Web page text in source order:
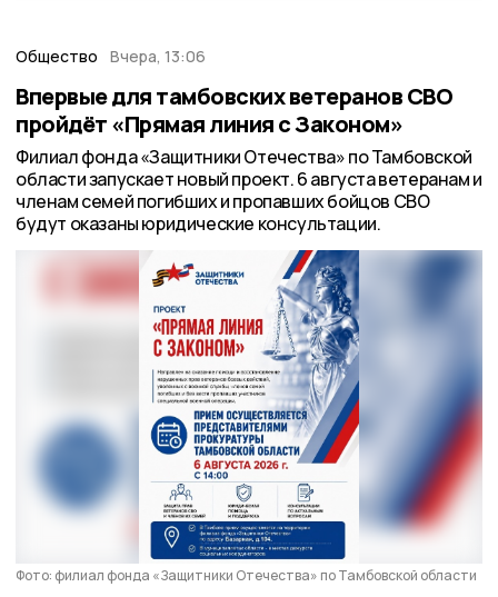
Общество Вчера, 13:06
Впервые для тамбовских ветеранов СВО
пройдёт «Прямая линия с Законом»
Филиал фонда «Защитники Отечества» по Тамбовской
области запускает новый проект. 6 августа ветеранам и
членам семей погибших и пропавших бойцов СВО
будут оказаны юридические консультации.
Фото: филиал фонда «Защитники Отечества» по Тамбовской области